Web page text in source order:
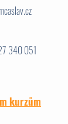
340 051
kurzům